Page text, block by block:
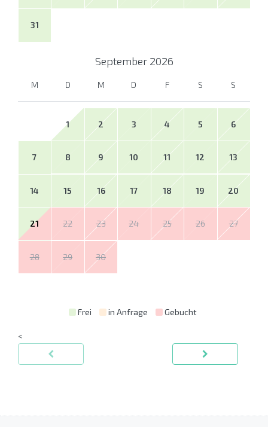
31
September 2026
M D M D F S S
1 2 3 4 5 6
7 8 9 10 11 12 13
14 15 16 17 18 19 20
21 22 23 24 25 26 27
28 29 30
Frei in Anfrage Gebucht
<